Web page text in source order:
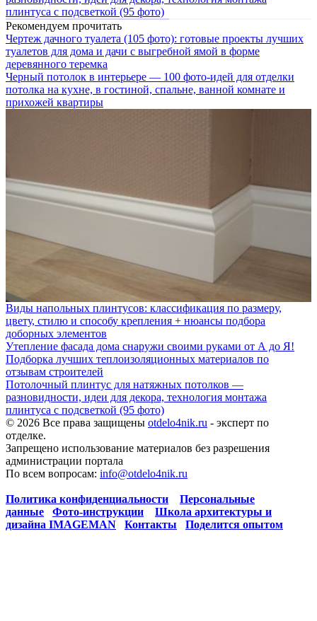
плинтуса с подсветкой (95 фото)
Рекомендуем прочитать
Чертеж дачного туалета (105 фото): готовые проекты лучших
туалетов для дома и дачи с выгребной ямой в форме
деревянного теремка
Черный потолок в интерьере — 100 фото-идей для отделки
потолка на кухне, в гостиной, спальне, ванной комнате и
прихожей квартиры
Виды напольных плинтусов: классификация по размеру,
цвету, стилю и способу крепления + нюансы подбора
доборных элементов
Утепление фасада дома снаружи своими руками от А до Я!
Подборка лучших теплоизоляционных материалов по
отзывам строителей
Потолочный плинтус для натяжных потолков —
разновидности, идеи для декора, технология монтажа
плинтуса с подсветкой (95 фото)
© 2026 Все права защищены otdelo4nik.ru - эксперт по
отделке.
Запрещено использование материалов без разрешения
администрации портала
По всем вопросам: info@otdelo4nik.ru
Политика конфиденциальности
Персональные
данные
Фото-инструкции
Школа архитектуры и
дизайна IMAGEMAN
Контакты Поделится опытом